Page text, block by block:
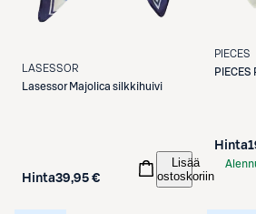
LASESSOR
Lasessor Majolica silkkihuivi
Hinta39,95 €
Lisää
ostoskoriin
PIECES
PIECES
Hinta